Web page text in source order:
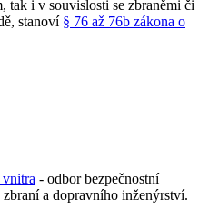
tak i v souvislosti se zbraněmi či
stanoví § 76 až 76b zákona o
- odbor bezpečnostní
a dopravního inženýrství.